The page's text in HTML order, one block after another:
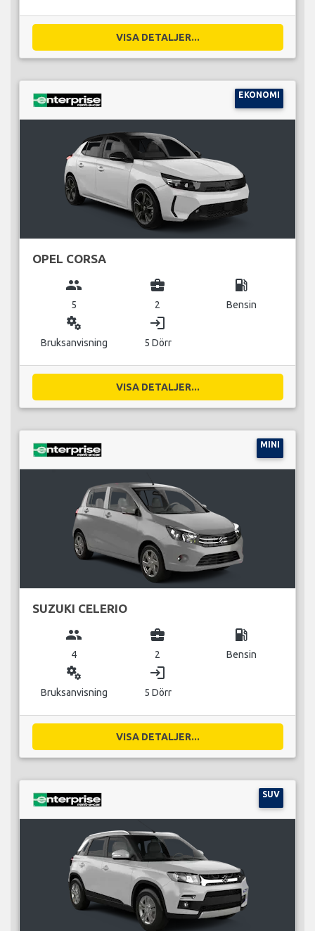
VISA DETALJER...
EKONOMI
OPEL CORSA
group
5
business_center
2
local_gas_station
Bensin
miscellaneous_services
Bruksanvisning
login
5 Dörr
VISA DETALJER...
MINI
SUZUKI CELERIO
group
4
business_center
2
local_gas_station
Bensin
miscellaneous_services
Bruksanvisning
login
5 Dörr
VISA DETALJER...
SUV